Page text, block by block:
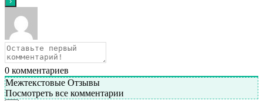
0 комментариев
Межтекстовые Отзывы
Посмотреть все комментарии